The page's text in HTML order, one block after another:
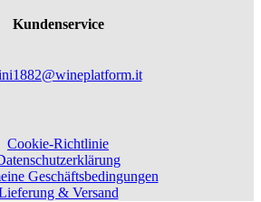
Kundenservice
Cookie-Richtlinie
Geschäftsbedingungen
& Versand